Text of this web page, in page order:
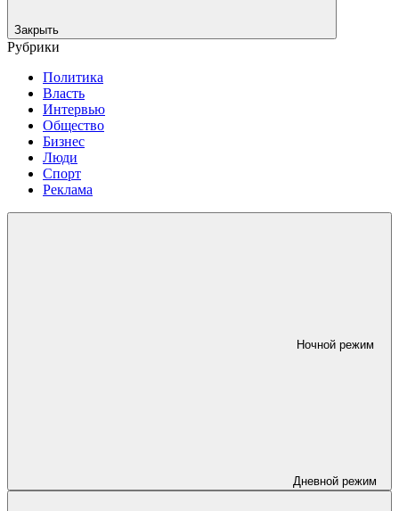
Закрыть
Рубрики
Политика
Власть
Интервью
Общество
Бизнес
Люди
Спорт
Реклама
Ночной режим
Дневной режим